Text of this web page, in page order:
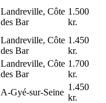
Landreville, Côte
des Bar
1.500
kr.
Landreville, Côte
des Bar
1.450
kr.
Landreville, Côte
des Bar
1.700
kr.
A-Gyé-sur-Seine
1.450
kr.